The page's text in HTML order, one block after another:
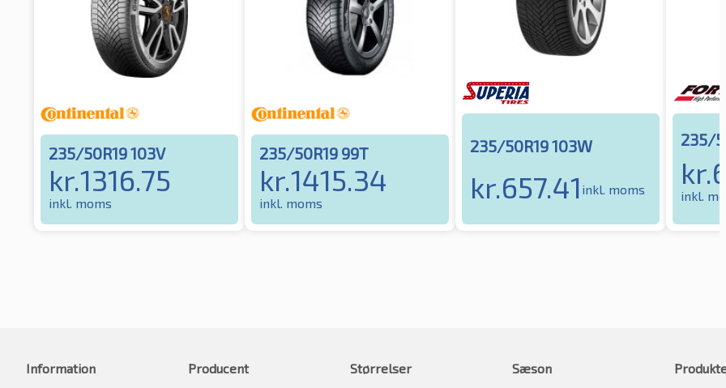
235/50R19 103V
kr.1316.75
inkl. moms
235/50R19 99T
kr.1415.34
inkl. moms
235/50R19 103W
kr.657.41 inkl. moms
235/
kr.
inkl.
Information
Producent
Størrelser
Sæson